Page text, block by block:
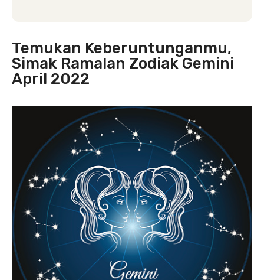
Temukan Keberuntunganmu,
Simak Ramalan Zodiak Gemini
April 2022